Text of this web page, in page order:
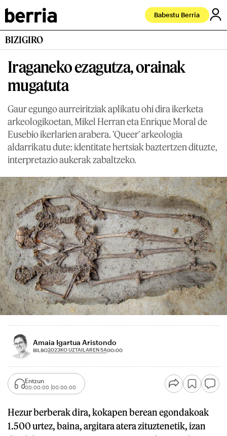
Babestu Berria
BIZIGIRO
Iraganeko ezagutza, orainak
mugatuta
Gaur egungo aurreiritziak aplikatu ohi dira ikerketa
arkeologikoetan, Mikel Herran eta Enrique Moral de
Eusebio ikerlarien arabera. 'Queer' arkeologia
aldarrikatu dute: identitate hertsiak baztertzen dituzte,
interpretazio aukerak zabaltzeko.
Amaia Igartua Aristondo
BILBO2023KO UZTAILAREN 5A00:00
Entzun
00:00:00 00:00:00
Hezur berberak dira, kokapen berean egondakoak
1.500 urtez, baina, argitara atera zituztenetik, izan